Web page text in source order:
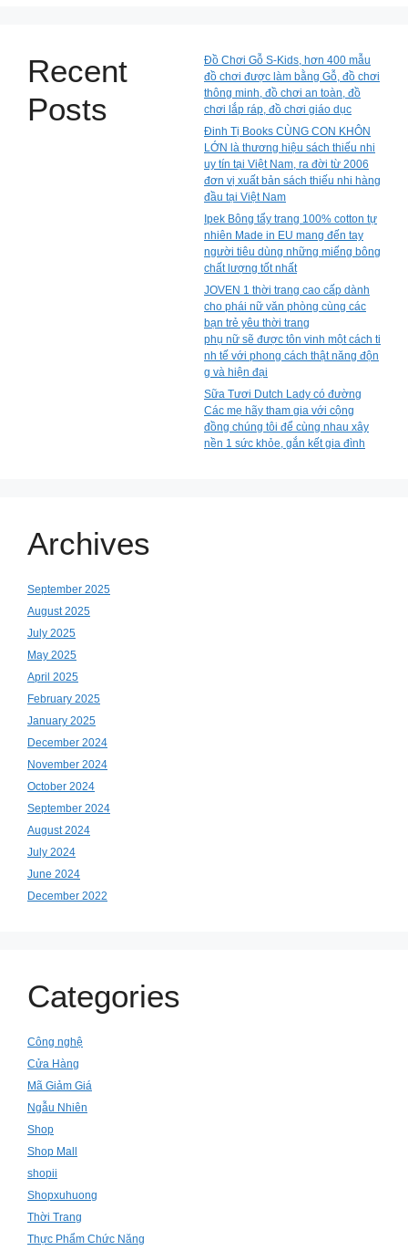
Recent
Posts
Đồ Chơi Gỗ S-Kids, hơn 400 mẫu
đồ chơi được làm bằng Gỗ, đồ chơi
thông minh, đồ chơi an toàn, đồ
chơi lắp ráp, đồ chơi giáo dục
Đinh Tị Books CÙNG CON KHÔN
LỚN là thương hiệu sách thiếu nhi
uy tín tại Việt Nam, ra đời từ 2006
đơn vị xuất bản sách thiếu nhi hàng
đầu tại Việt Nam
Ipek Bông tẩy trang 100% cotton tự
nhiên Made in EU mang đến tay
người tiêu dùng những miếng bông
chất lượng tốt nhất
JOVEN 1 thời trang cao cấp dành
cho phái nữ văn phòng cùng các
bạn trẻ yêu thời trang
phụ nữ sẽ được tôn vinh một cách ti
nh tế với phong cách thật năng độn
g và hiện đại
Sữa Tươi Dutch Lady có đường
Các mẹ hãy tham gia với cộng
đồng chúng tôi để cùng nhau xây
nền 1 sức khỏe, gắn kết gia đình
Archives
September 2025
August 2025
July 2025
May 2025
April 2025
February 2025
January 2025
December 2024
November 2024
October 2024
September 2024
August 2024
July 2024
June 2024
December 2022
Categories
Công nghệ
Cửa Hàng
Mã Giảm Giá
Ngẫu Nhiên
Shop
Shop Mall
shopii
Shopxuhuong
Thời Trang
Thực Phẩm Chức Năng